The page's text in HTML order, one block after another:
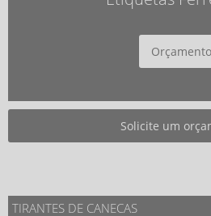
Orçamento
Solicite um
TIRANTES DE CANECAS